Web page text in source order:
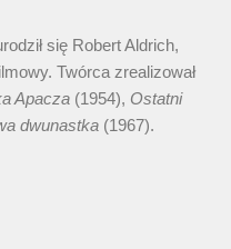
się Robert Aldrich,
Twórca zrealizował
Apacza (1954), Ostatni
dwunastka (1967).